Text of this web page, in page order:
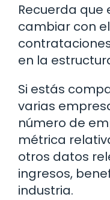
Recuerda que
cambiar con
en la
Si estás
varias
número de
métrica
otros datos
ingresos,
industria.